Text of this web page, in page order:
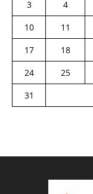
3
4
10
11
17
18
24
25
31